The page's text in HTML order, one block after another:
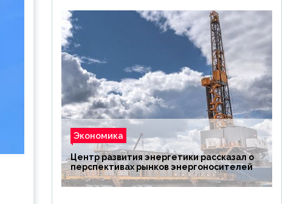
Экономика
Центр развития энергетики рассказал о
перспективах рынков энергоносителей